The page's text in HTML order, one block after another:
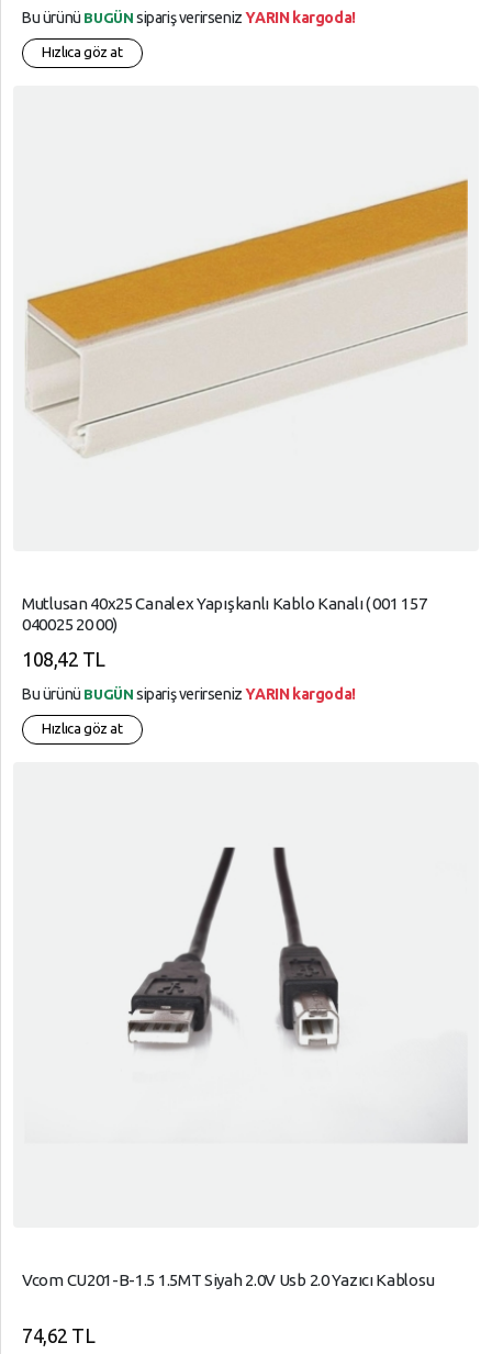
Bu ürünü BUGÜN sipariş verirsenizYARIN kargoda!
Hızlıca göz at
Mutlusan 40x25 Canalex Yapışkanlı Kablo Kanalı ( 001 157
040025 20 00)
108,42 TL
Bu ürünü BUGÜN sipariş verirsenizYARIN kargoda!
Hızlıca göz at
Vcom CU201-B-1.5 1.5MT Siyah 2.0V Usb 2.0 Yazıcı Kablosu
74,62 TL